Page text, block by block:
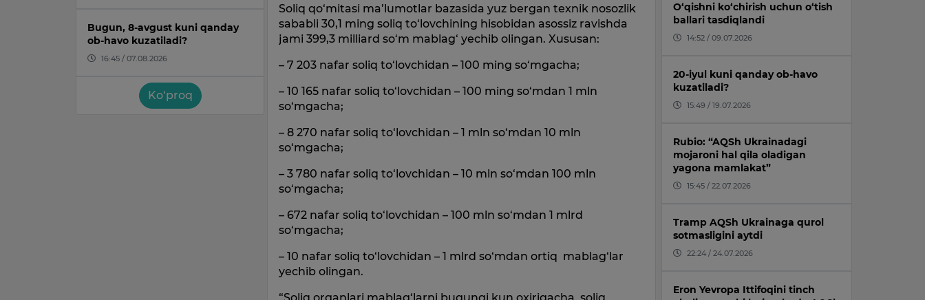
Bugun, 8-avgust kuni qanday
ob-havo kuzatiladi?
16:45 / 07.08.2026
Ko‘proq
Soliq qo‘mitasi ma’lumotlar bazasida yuz bergan texnik nosozlik
sababli 30,1 ming soliq to‘lovchining hisobidan asossiz ravishda
jami 399,3 milliard so‘m mablag‘ yechib olingan. Xususan:
– 7 203 nafar soliq to‘lovchidan – 100 ming so‘mgacha;
– 10 165 nafar soliq to‘lovchidan – 100 ming so‘mdan 1 mln
so‘mgacha;
– 8 270 nafar soliq to‘lovchidan – 1 mln so‘mdan 10 mln
so‘mgacha;
– 3 780 nafar soliq to‘lovchidan – 10 mln so‘mdan 100 mln
so‘mgacha;
– 672 nafar soliq to‘lovchidan – 100 mln so‘mdan 1 mlrd
so‘mgacha;
– 10 nafar soliq to‘lovchidan – 1 mlrd so‘mdan ortiq mablag‘lar
yechib olingan.
O‘qishni ko‘chirish uchun o‘tish
ballari tasdiqlandi
14:52 / 09.07.2026
20-iyul kuni qanday ob-havo
kuzatiladi?
15:49 / 19.07.2026
Rubio: “AQSh Ukrainadagi
mojaroni hal qila oladigan
yagona mamlakat”
15:45 / 22.07.2026
Tramp AQSh Ukrainaga qurol
sotmasligini aytdi
22:24 / 24.07.2026
Eron Yevropa Ittifoqini tinch